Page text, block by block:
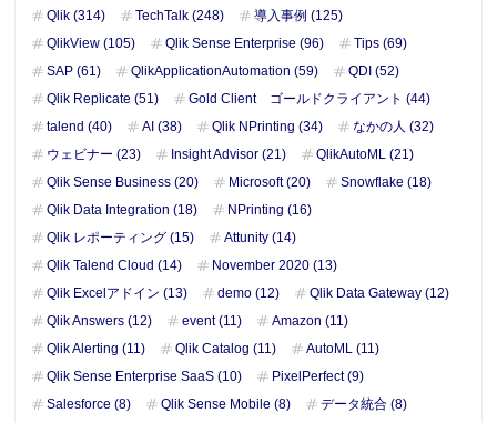
Qlik (314)
TechTalk (248)
導入事例 (125)
QlikView (105)
Qlik Sense Enterprise (96)
Tips (69)
SAP (61)
QlikApplicationAutomation (59)
QDI (52)
Qlik Replicate (51)
Gold Client ゴールドクライアント (44)
talend (40)
AI (38) Qlik NPrinting (34)
なかの人 (32)
ウェビナー (23)
Insight Advisor (21)
QlikAutoML (21)
Qlik Sense Business (20)
Microsoft (20)
Snowflake (18)
Qlik Data Integration (18)
NPrinting (16)
Qlik レポーティング (15)
Attunity (14)
Qlik Talend Cloud (14)
November 2020 (13)
Qlik Excelアドイン (13)
demo (12)
Qlik Data Gateway (12)
Qlik Answers (12)
event (11)
Amazon (11)
Qlik Alerting (11)
Qlik Catalog (11)
AutoML (11)
Qlik Sense Enterprise SaaS (10)
PixelPerfect (9)
Salesforce (8)
Qlik Sense Mobile (8)
データ統合 (8)